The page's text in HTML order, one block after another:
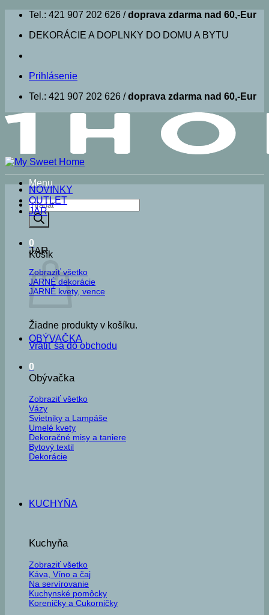
Skip
content
Tel.: 421 907 202 626 /doprava zdarma nad 60,-Eur
DEKORÁCIE A DOPLNKY DO DOMU A BYTU
Prihlásenie
Tel.: 421 907 202 626 /doprava zdarma nad 60,-Eur
Menu
Products
search
0
Košík
Žiadne produkty v košíku.
Vrátiť sa do obchodu
0
NOVINKY
OUTLET
JAR
JAR
Zobraziť všetko
JARNÉ dekorácie
JARNÉ kvety, vence
OBÝVAČKA
Obývačka
Zobraziť všetko
Vázy
Svietniky a Lampáše
Umelé kvety
Dekoračné misy a taniere
Bytový textil
Dekorácie
KUCHYŇA
Kuchyňa
Zobraziť všetko
Káva, Víno a čaj
Na servírovanie
Kuchynské pomôcky
Koreničky a Cukorničky